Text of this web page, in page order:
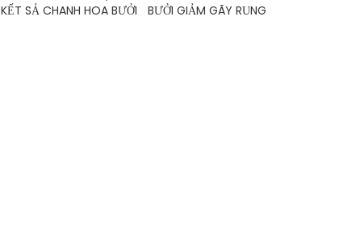
KẾT SẢ CHANH HOA BƯỞI
BƯỞI GIẢM GÃY RỤNG